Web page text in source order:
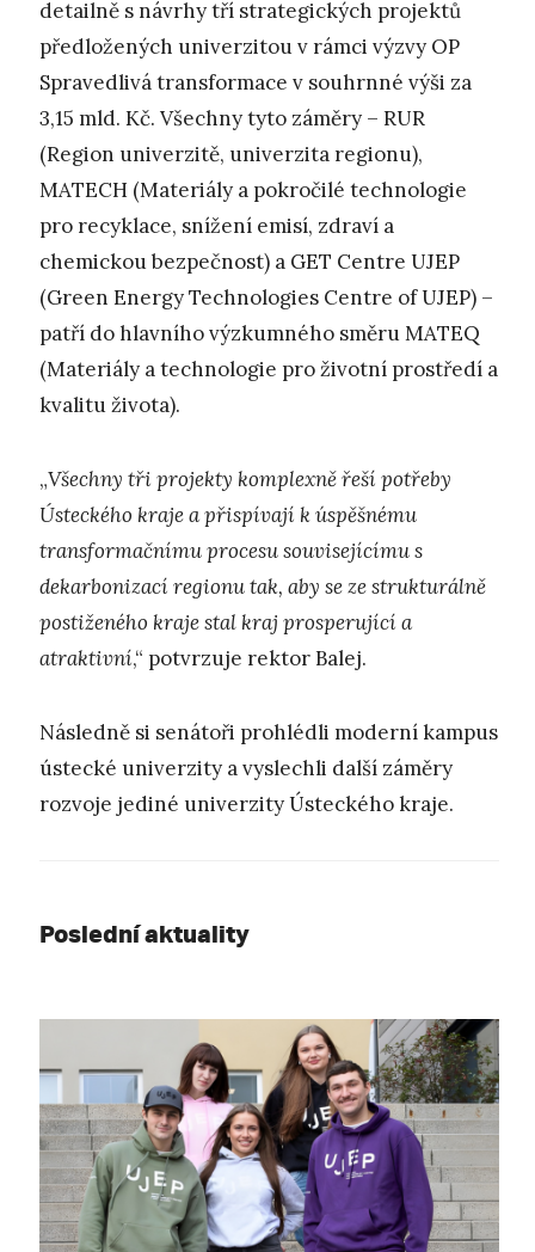
detailně s návrhy tří strategických projektů
předložených univerzitou v rámci výzvy OP
Spravedlivá transformace v souhrnné výši za
3,15 mld. Kč. Všechny tyto záměry – RUR
(Region univerzitě, univerzita regionu),
MATECH (Materiály a pokročilé technologie
pro recyklace, snížení emisí, zdraví a
chemickou bezpečnost) a GET Centre UJEP
(Green Energy Technologies Centre of UJEP) –
patří do hlavního výzkumného směru MATEQ
(Materiály a technologie pro životní prostředí a
kvalitu života).
„Všechny tři projekty komplexně řeší potřeby
Ústeckého kraje a přispívají k úspěšnému
transformačnímu procesu souvisejícímu s
dekarbonizací regionu tak, aby se ze strukturálně
postiženého kraje stal kraj prosperující a
atraktivní,“ potvrzuje rektor Balej.
Následně si senátoři prohlédli moderní kampus
ústecké univerzity a vyslechli další záměry
rozvoje jediné univerzity Ústeckého kraje.
Poslední aktuality